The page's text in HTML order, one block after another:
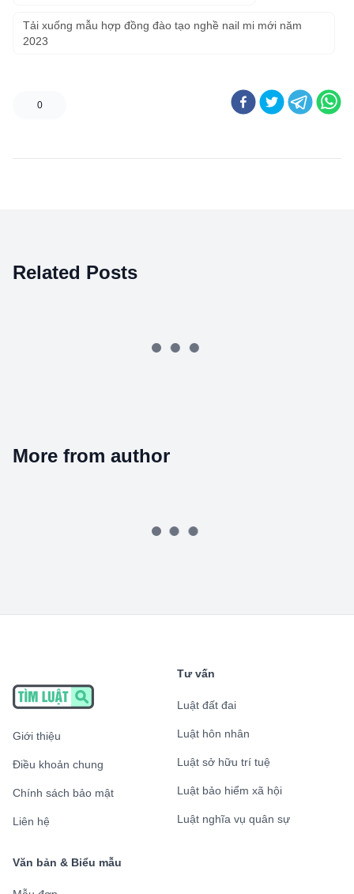
Tải xuống mẫu hợp đồng đào tạo nghề nail mi mới năm
2023
0
Related Posts
More from author
Giới thiệu
Điều khoản chung
Chính sách bảo mật
Liên hệ
Tư vấn
Luật đất đai
Luật hôn nhân
Luật sở hữu trí tuệ
Luật bảo hiểm xã hội
Luật nghĩa vụ quân sự
Văn bản & Biểu mẫu